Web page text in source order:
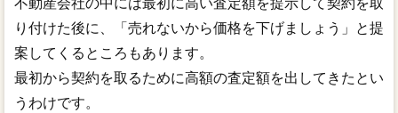
り付けた後に、「売れないから価格を下げましょう」と提
案してくるところもあります。
最初から契約を取るために高額の査定額を出してきたとい
うわけです。